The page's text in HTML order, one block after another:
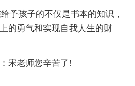
孩子的不仅是书本的知识，
的勇气和实现自我人生的财
老师您辛苦了!